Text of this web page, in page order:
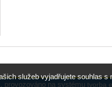
, provozováno na systému tvorba
služeb vyjadřujete souhlas